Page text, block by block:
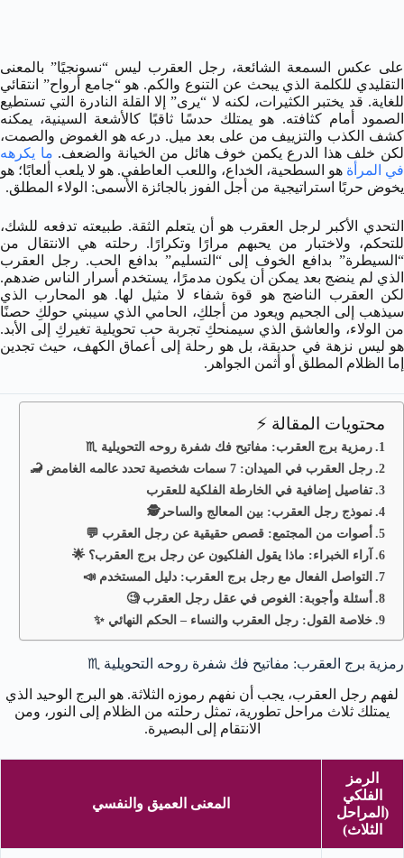
على عكس السمعة الشائعة، رجل العقرب ليس “نسونجيًا” بالمعنى
التقليدي للكلمة الذي يبحث عن التنوع والكم. هو “جامع أرواح” انتقائي
للغاية. قد يختبر الكثيرات، لكنه لا “يرى” إلا القلة النادرة التي تستطيع
الصمود أمام كثافته. هو يمتلك حدسًا ثاقبًا كالأشعة السينية، يمكنه
كشف الكذب والتزييف من على بعد ميل. درعه هو الغموض والصمت،
لكن خلف هذا الدرع يكمن خوف هائل من الخيانة والضعف. ما يكرهه
في المرأة هو السطحية، الخداع، واللعب العاطفي. هو لا يلعب ألعابًا؛ هو
يخوض حربًا استراتيجية من أجل الفوز بالجائزة الأسمى: الولاء المطلق.
التحدي الأكبر لرجل العقرب هو أن يتعلم الثقة. طبيعته تدفعه للشك،
للتحكم، ولاختبار من يحبهم مرارًا وتكرارًا. رحلته هي الانتقال من
“السيطرة” بدافع الخوف إلى “التسليم” بدافع الحب. رجل العقرب
الذي لم ينضج بعد يمكن أن يكون مدمرًا، يستخدم أسرار الناس ضدهم.
لكن العقرب الناضج هو قوة شفاء لا مثيل لها. هو المحارب الذي
سيذهب إلى الجحيم ويعود من أجلكِ، الحامي الذي سيبني حولكِ حصنًا
من الولاء، والعاشق الذي سيمنحكِ تجربة حب تحويلية تغيركِ إلى الأبد.
هو ليس نزهة في حديقة، بل هو رحلة إلى أعماق الكهف، حيث تجدين
إما الظلام المطلق أو أثمن الجواهر.
محتويات المقالة ⚡
رمزية برج العقرب: مفاتيح فك شفرة روحه التحويلية ♏
رجل العقرب في الميدان: 7 سمات شخصية تحدد عالمه الغامض 🦂
تفاصيل إضافية في الخارطة الفلكية للعقرب
نموذج رجل العقرب: بين المعالج والساحر🕵️
أصوات من المجتمع: قصص حقيقية عن رجل العقرب 💬
آراء الخبراء: ماذا يقول الفلكيون عن رجل برج العقرب؟ 🌟
التواصل الفعال مع رجل برج العقرب: دليل المستخدم 📣
أسئلة وأجوبة: الغوص في عقل رجل العقرب 🧐
خلاصة القول: رجل العقرب والنساء – الحكم النهائي ✨
رمزية برج العقرب: مفاتيح فك شفرة روحه التحويلية ♏
لفهم رجل العقرب، يجب أن نفهم رموزه الثلاثة. هو البرج الوحيد الذي
يمتلك ثلاث مراحل تطورية، تمثل رحلته من الظلام إلى النور، ومن
الانتقام إلى البصيرة.
الرمز
الفلكي
(المراحل
الثلاث)
المعنى العميق والنفسي